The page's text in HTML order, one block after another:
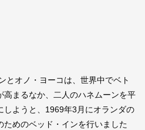
とオノ・ヨーコは、世界中でベト
高まるなか、二人のハネムーンを平
しようと、1969年3月にオランダの
ためのベッド・インを行いました